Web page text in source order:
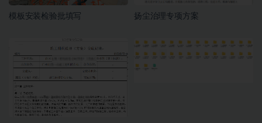
模板安装检验批填写 扬尘治理专项方案